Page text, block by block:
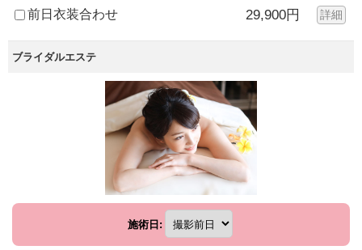
前日衣装合わせ 29,900円 詳細
ブライダルエステ
施術日: